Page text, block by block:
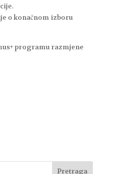
o konačnom izboru
programu razmjene